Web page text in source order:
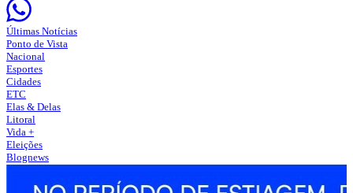
Últimas Notícias
Ponto de Vista
Nacional
Esportes
Cidades
ETC
Elas & Delas
Litoral
Vida +
Eleições
Blognews